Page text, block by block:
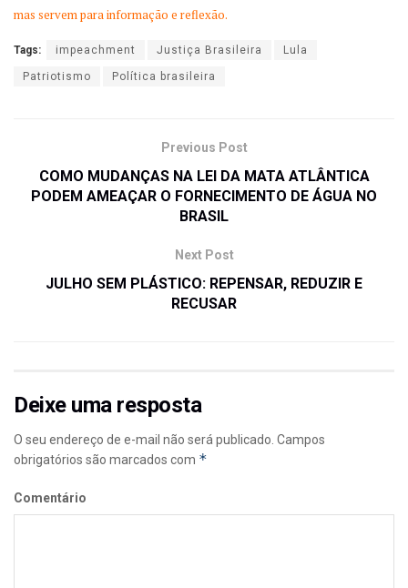
mas servem para informação e reflexão.
Tags: impeachment Justiça Brasileira Lula
Patriotismo Política brasileira
Previous Post
COMO MUDANÇAS NA LEI DA MATA ATLÂNTICA
PODEM AMEAÇAR O FORNECIMENTO DE ÁGUA NO
BRASIL
Next Post
JULHO SEM PLÁSTICO: REPENSAR, REDUZIR E
RECUSAR
Deixe uma resposta
O seu endereço de e-mail não será publicado. Campos
obrigatórios são marcados com *
Comentário